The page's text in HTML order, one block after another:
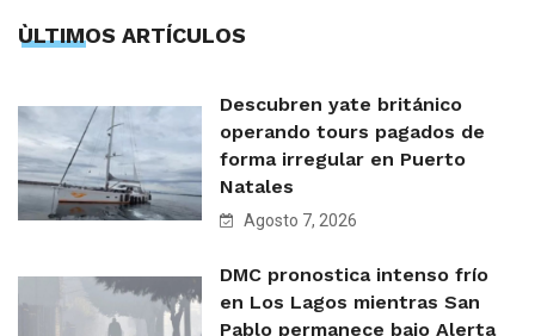
ÙLTIMOS ARTÍCULOS
Descubren yate británico
operando tours pagados de
forma irregular en Puerto
Natales
Agosto 7, 2026
DMC pronostica intenso frío
en Los Lagos mientras San
Pablo permanece bajo Alerta